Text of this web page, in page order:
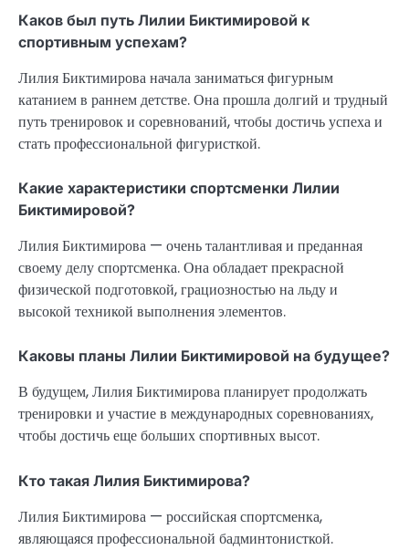
Каков был путь Лилии Биктимировой к
спортивным успехам?
Лилия Биктимирова начала заниматься фигурным
катанием в раннем детстве. Она прошла долгий и трудный
путь тренировок и соревнований, чтобы достичь успеха и
стать профессиональной фигуристкой.
Какие характеристики спортсменки Лилии
Биктимировой?
Лилия Биктимирова — очень талантливая и преданная
своему делу спортсменка. Она обладает прекрасной
физической подготовкой, грациозностью на льду и
высокой техникой выполнения элементов.
Каковы планы Лилии Биктимировой на будущее?
В будущем, Лилия Биктимирова планирует продолжать
тренировки и участие в международных соревнованиях,
чтобы достичь еще больших спортивных высот.
Кто такая Лилия Биктимирова?
Лилия Биктимирова — российская спортсменка,
являющаяся профессиональной бадминтонисткой.